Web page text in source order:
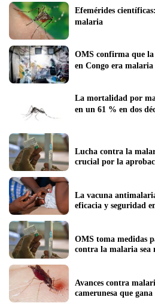
Efemérides
malaria
OMS confirma que
en Congo era
La mortalidad por
en un 61 % en dos
Lucha contra la
crucial por la
La vacuna
eficacia y seguridad
OMS toma medidas
contra la malaria sea
Avances contra